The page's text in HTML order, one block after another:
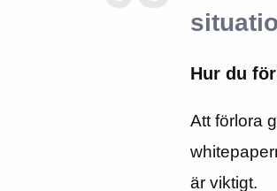
Hur du
Att förlora
är viktigt.